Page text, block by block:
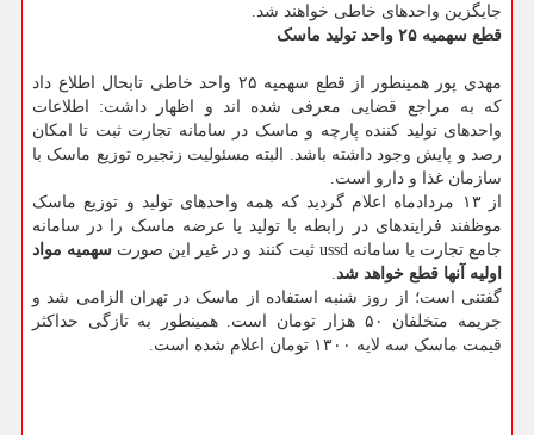
جایگزین واحدهای خاطی خواهند شد.
قطع سهمیه ۲۵ واحد تولید ماسک
مهدی پور همینطور از قطع سهمیه ۲۵ واحد خاطی تابحال اطلاع داد
که به مراجع قضایی معرفی شده اند و اظهار داشت: اطلاعات
واحدهای تولید کننده پارچه و ماسک در سامانه تجارت ثبت تا امکان
رصد و پایش وجود داشته باشد. البته مسئولیت زنجیره توزیع ماسک با
سازمان غذا و دارو است.
از ۱۳ مردادماه اعلام گردید که همه واحدهای تولید و توزیع ماسک
موظفند فرایندهای در رابطه با تولید یا عرضه ماسک را در سامانه
جامع تجارت یا سامانه ussd ثبت کنند و در غیر این صورت
سهمیه مواد
اولیه آنها قطع خواهد شد
گفتنی است؛ از روز شنبه استفاده از ماسک در تهران الزامی شد و
جریمه متخلفان ۵۰ هزار تومان است. همینطور به تازگی حداکثر
قیمت ماسک سه لایه ۱۳۰۰ تومان اعلام شده است.